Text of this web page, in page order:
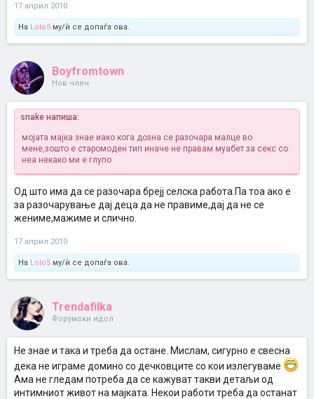
17 април 2010
На Lolo5 му/ѝ се допаѓа ова.
Boyfromtown
Нов член
snake напиша:
мојата мајка знае иако кога дозна се разочара малце во
мене,зошто е старомоден тип иначе не правам муабет за секс со
неа некако ми е глупо
Од што има да се разочара брејј селска работа.Па тоа ако е
за разочарување дај деца да не правиме,дај да не се
жениме,мажиме и слично.
17 април 2010
На Lolo5 му/ѝ се допаѓа ова.
Trendafilka
Форумски идол
Не знае и така и треба да остане. Мислам, сигурно е свесна
дека не играме домино со дечковците со кои излегуваме
Ама не гледам потреба да се кажуват такви детаљи од
интимниот живот на мајката. Некои работи треба да останат